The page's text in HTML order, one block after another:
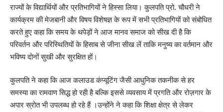
राज्यों के विद्यार्थियों और प्रतिभागियों ने हिस्सा लिया। कुलपति प्रो. चौधरी ने
कार्यक्रम की मेजबानी और विषय विशेषज्ञ के रूप में सभी प्रतिभागियों को संबोधित
करते हुए कहा कि समय के थपेड़ों ने आज मानव समाज को सीख दी है कि
परिवर्तन और परिस्थितियों के हिसाब से जीना सीख लें ताकि मनुष्य का वर्तमान और
भविष्य दोनों सुखी और सुरक्षित हों।
कुलपति ने कहा कि आज कलाउड कंप्यूटिंग जैसी आधुनिक तकनीक से हर
समस्या का रामवाण सिद्ध हो रही है बल्कि इससे व्यवसाय में प्रगति और रोज़गार के
अपार स्रोत भी उपलब्ध हो रहे हैं ।उन्होंने ने कहा कि शिक्षा क्षेत्र से लेकर